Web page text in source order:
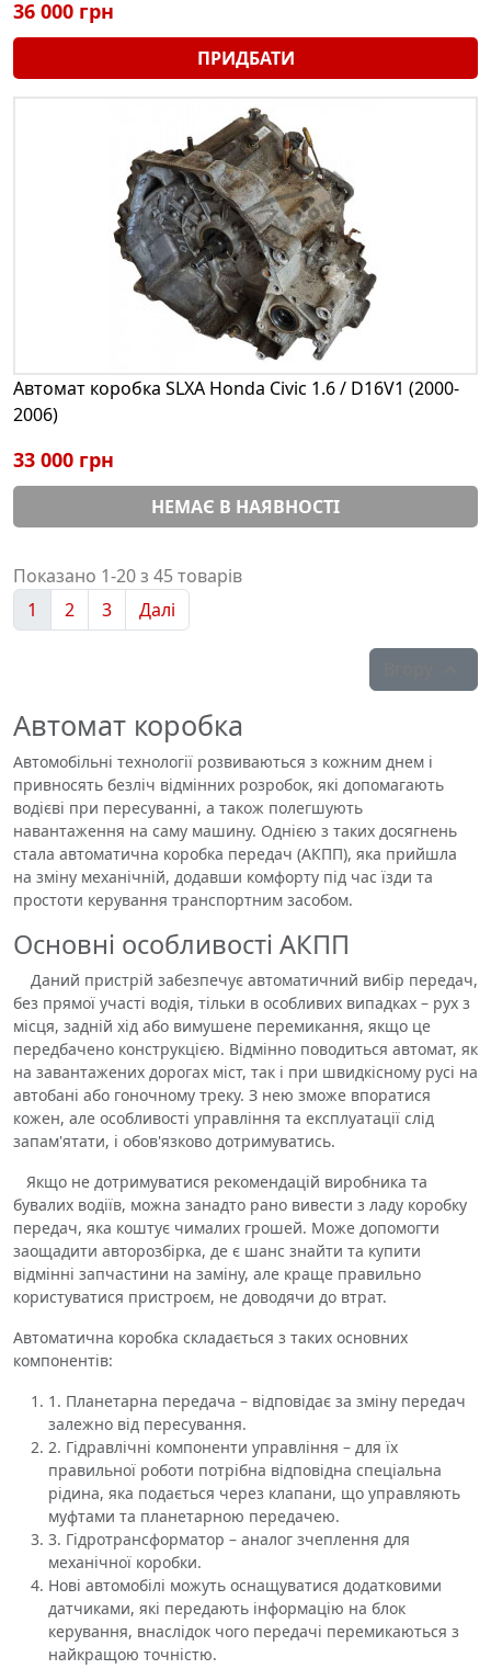
36 000 грн
ПРИДБАТИ
Автомат коробка SLXA Honda Civic 1.6 / D16V1 (2000-
2006)
33 000 грн
НЕМАЄ В НАЯВНОСТІ
Показано 1-20 з 45 товарів
1
2 3 Далі
Автомат коробка
Автомобільні технології розвиваються з кожним днем ​​і
привносять безліч відмінних розробок, які допомагають
водієві при пересуванні, а також полегшують
навантаження на саму машину. Однією з таких досягнень
стала автоматична коробка передач (АКПП), яка прийшла
на зміну механічній, додавши комфорту під час їзди та
простоти керування транспортним засобом.
Основні особливості АКПП
Даний пристрій забезпечує автоматичний вибір передач,
без прямої участі водія, тільки в особливих випадках – рух з
місця, задній хід або вимушене перемикання, якщо це
передбачено конструкцією. Відмінно поводиться автомат, як
на завантажених дорогах міст, так і при швидкісному русі на
автобані або гоночному треку. З нею зможе впоратися
кожен, але особливості управління та експлуатації слід
запам'ятати, і обов'язково дотримуватись.
Якщо не дотримуватися рекомендацій виробника та
бувалих водіїв, можна занадто рано вивести з ладу коробку
передач, яка коштує чималих грошей. Може допомогти
заощадити авторозбірка, де є шанс знайти та купити
відмінні запчастини на заміну, але краще правильно
користуватися пристроєм, не доводячи до втрат.
Автоматична коробка складається з таких основних
компонентів:
1. Планетарна передача – відповідає за зміну передач
залежно від пересування.
2. Гідравлічні компоненти управління – для їх
правильної роботи потрібна відповідна спеціальна
рідина, яка подається через клапани, що управляють
муфтами та планетарною передачею.
3. Гідротрансформатор – аналог зчеплення для
механічної коробки.
Нові автомобілі можуть оснащуватися додатковими
датчиками, які передають інформацію на блок
керування, внаслідок чого передачі перемикаються з
найкращою точністю.